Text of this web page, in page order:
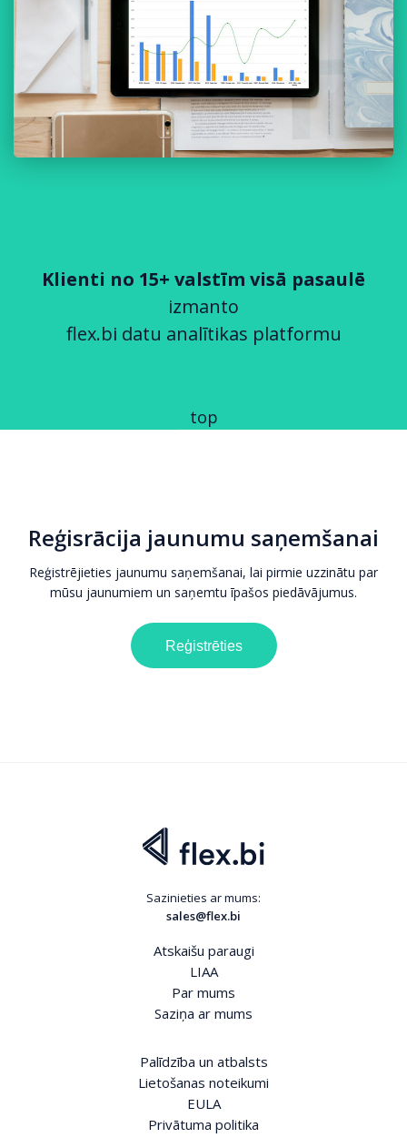
Klienti no 15+ valstīm visā pasaulē
izmanto
flex.bi datu analītikas platformu
top
Reģisrācija jaunumu saņemšanai
Reģistrējieties jaunumu saņemšanai, lai pirmie uzzinātu par
mūsu jaunumiem un saņemtu īpašos piedāvājumus.
Reģistrēties
Sazinieties ar mums:
sales@flex.bi
Atskaišu paraugi
LIAA
Par mums
Saziņa ar mums
Palīdzība un atbalsts
Lietošanas noteikumi
EULA
Privātuma politika